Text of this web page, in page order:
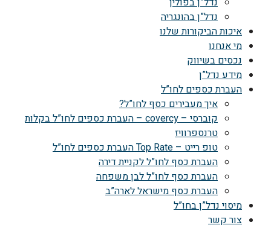
נדל”ן בהונגריה
איכות הביקורות שלנו
מי אנחנו
נכסים בשיווק
מידע נדל”ן
העברת כספים לחו”ל
איך מעבירים כסף לחו”ל?
קוברסי – covercy – העברת כספים לחו”ל בקלות
טרנספרוויז
טופ רייט – Top Rate העברת כספים לחו”ל
העברת כסף לחו”ל לקניית דירה
העברת כסף לחו”ל לבן משפחה
העברת כסף מישראל לארה”ב
מיסוי נדל”ן בחו”ל
צור קשר